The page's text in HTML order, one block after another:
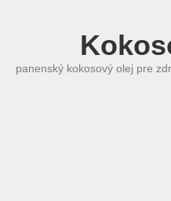
panenský kokosový olej pre